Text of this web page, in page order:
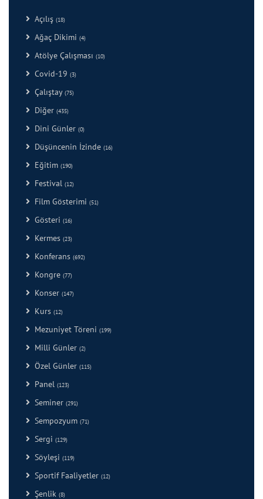
Açılış (18)
Ağaç Dikimi (4)
Atölye Çalışması (10)
Covid-19 (3)
Çalıştay (75)
Diğer (435)
Dini Günler (0)
Düşüncenin İzinde (16)
Eğitim (190)
Festival (12)
Film Gösterimi (51)
Gösteri (16)
Kermes (23)
Konferans (692)
Kongre (77)
Konser (147)
Kurs (12)
Mezuniyet Töreni (199)
Milli Günler (2)
Özel Günler (115)
Panel (123)
Seminer (291)
Sempozyum (71)
Sergi (129)
Söyleşi (119)
Sportif Faaliyetler (12)
Şenlik (8)